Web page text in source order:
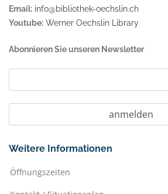
Email: info@bibliothek-oechslin.ch
Youtube: Werner Oechslin Library
Abonnieren Sie unseren Newsletter
Weitere Informationen
Öffnungszeiten